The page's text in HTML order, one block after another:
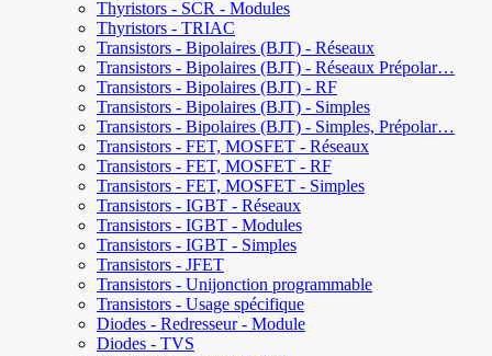
Thyristors - SCR - Modules
Thyristors - TRIAC
Transistors - Bipolaires (BJT) - Réseaux
Transistors - Bipolaires (BJT) - Réseaux Prépolar…
Transistors - Bipolaires (BJT) - RF
Transistors - Bipolaires (BJT) - Simples
Transistors - Bipolaires (BJT) - Simples, Prépolar…
Transistors - FET, MOSFET - Réseaux
Transistors - FET, MOSFET - RF
Transistors - FET, MOSFET - Simples
Transistors - IGBT - Réseaux
Transistors - IGBT - Modules
Transistors - IGBT - Simples
Transistors - JFET
Transistors - Unijonction programmable
Transistors - Usage spécifique
Diodes - Redresseur - Module
Diodes - TVS